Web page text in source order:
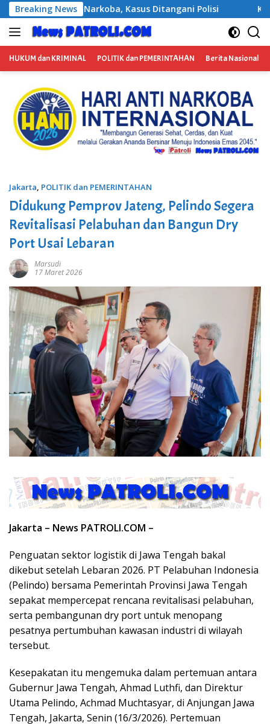
Langsung
ke
konten
Breaking News
Polisi Kabag Keuangan DPRD Ponorogo
HUKUM dan KRIMINAL POLITIK dan PEMERINTAHAN Berita Nasional
Jakarta, POLITIK dan PEMERINTAHAN
Didukung Pemprov Jateng, Pelindo Segera
Revitalisasi Pelabuhan dan Bangun Dry
Port Usai Lebaran
Marsudi
17 Maret 2026
Jakarta – News PATROLI.COM –
Penguatan sektor logistik di Jawa Tengah bakal
dikebut setelah Lebaran 2026. PT Pelabuhan Indonesia
(Pelindo) bersama Pemerintah Provinsi Jawa Tengah
sepakat mempercepat rencana revitalisasi pelabuhan,
serta pembangunan dry port untuk menopang
pesatnya pertumbuhan kawasan industri di wilayah
tersebut.
Kesepakatan itu mengemuka dalam pertemuan antara
Gubernur Jawa Tengah, Ahmad Luthfi, dan Direktur
Utama Pelindo, Achmad Muchtasyar, di Anjungan Jawa
Tengah, Jakarta, Senin (16/3/2026). Pertemuan